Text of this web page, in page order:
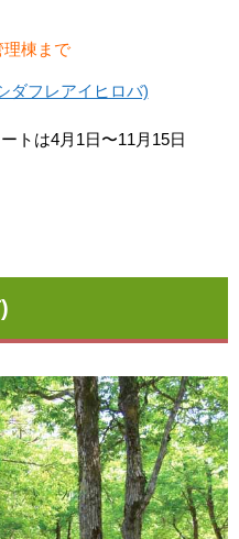
棟まで
ダフレアイヒロバ)
トは4月1日〜11月15日